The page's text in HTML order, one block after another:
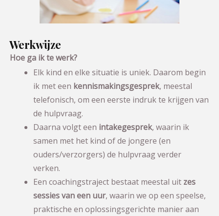
Werkwijze
Hoe ga ik te werk?
Elk kind en elke situatie is uniek. Daarom begin
ik met een kennismakingsgesprek, meestal
telefonisch, om een eerste indruk te krijgen van
de hulpvraag.
Daarna volgt een intakegesprek, waarin ik
samen met het kind of de jongere (en
ouders/verzorgers) de hulpvraag verder
verken.
Een coachingstraject bestaat meestal uit zes
sessies van een uur, waarin we op een speelse,
praktische en oplossingsgerichte manier aan